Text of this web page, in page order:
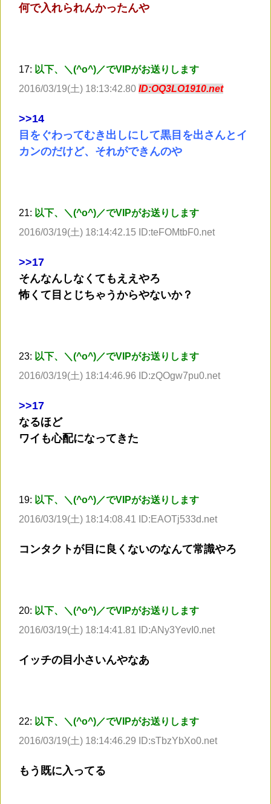
何で入れられんかったんや
17: 以下、＼(^o^)／でVIPがお送りします
2016/03/19(土) 18:13:42.80 ID:OQ3LO1910.net
>>14
目をぐわってむき出しにして黒目を出さんとイ
カンのだけど、それができんのや
21: 以下、＼(^o^)／でVIPがお送りします
2016/03/19(土) 18:14:42.15 ID:teFOMtbF0.net
>>17
そんなんしなくてもええやろ
怖くて目とじちゃうからやないか？
23: 以下、＼(^o^)／でVIPがお送りします
2016/03/19(土) 18:14:46.96 ID:zQOgw7pu0.net
>>17
なるほど
ワイも心配になってきた
19: 以下、＼(^o^)／でVIPがお送りします
2016/03/19(土) 18:14:08.41 ID:EAOTj533d.net
コンタクトが目に良くないのなんて常識やろ
20: 以下、＼(^o^)／でVIPがお送りします
2016/03/19(土) 18:14:41.81 ID:ANy3YevI0.net
イッチの目小さいんやなあ
22: 以下、＼(^o^)／でVIPがお送りします
2016/03/19(土) 18:14:46.29 ID:sTbzYbXo0.net
もう既に入ってる